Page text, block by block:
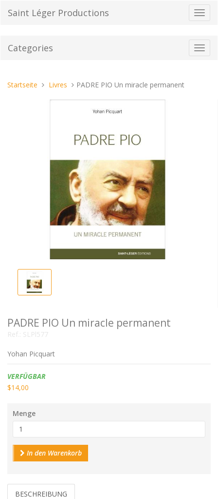
zumSaint Léger Productions
Categories
Sie
Startseite Livres PADRE PIO Un miracle permanent
PADRE PIO Un miracle permanent
Ref.: SLPl577
Yohan Picquart
Verfügbarkeit:
VERFÜGBAR
$14,00
Menge
In den Warenkorb
BESCHREIBUNG